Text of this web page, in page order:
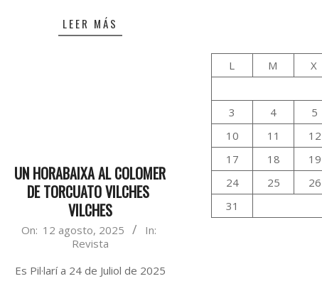
LEER MÁS
UN HORABAIXA AL COLOMER
DE TORCUATO VILCHES
VILCHES
2025-
12
On: 12 agosto, 2025
In:
Revista
Es Pil·larí a 24 de Juliol de 2025
L
M X
3
4 5
10
11 12
17
18 19
24
25 26
31